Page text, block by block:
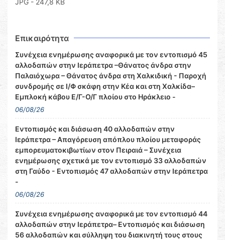
JPG - 247,8 KB
Επικαιρότητα
Συνέχεια ενημέρωσης αναφορικά με τον εντοπισμό 45
αλλοδαπών στην Ιεράπετρα –Θάνατος άνδρα στην
Παλαιόχωρα – Θάνατος άνδρα στη Χαλκιδική - Παροχή
συνδρομής σε Ι/Φ σκάφη στην Κέα και στη Χαλκίδα–
Εμπλοκή κάβου Ε/Γ-Ο/Γ πλοίου στο Ηράκλειο -
06/08/26
Εντοπισμός και διάσωση 40 αλλοδαπών στην
Ιεράπετρα – Απαγόρευση απόπλου πλοίου μεταφοράς
εμπορευματοκιβωτίων στον Πειραιά – Συνέχεια
ενημέρωσης σχετικά με τον εντοπισμό 33 αλλοδαπών
στη Γαύδο - Εντοπισμός 47 αλλοδαπών στην Ιεράπετρα
-
06/08/26
Συνέχεια ενημέρωσης αναφορικά με τον εντοπισμό 44
αλλοδαπών στην Ιεράπετρα– Εντοπισμός και διάσωση
56 αλλοδαπών και σύλληψη του διακινητή τους στους